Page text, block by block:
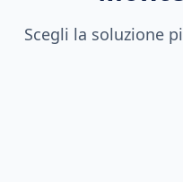
Scegli la soluzione